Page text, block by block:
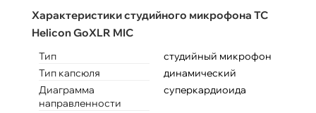
Характеристики студийного микрофона TC
Helicon GoXLR MIC
Тип
студийный микрофон
Тип капсюля
динамический
Диаграмма
направленности
суперкардиоида